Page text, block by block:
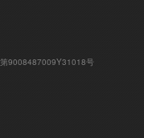
9008487009Y31018号